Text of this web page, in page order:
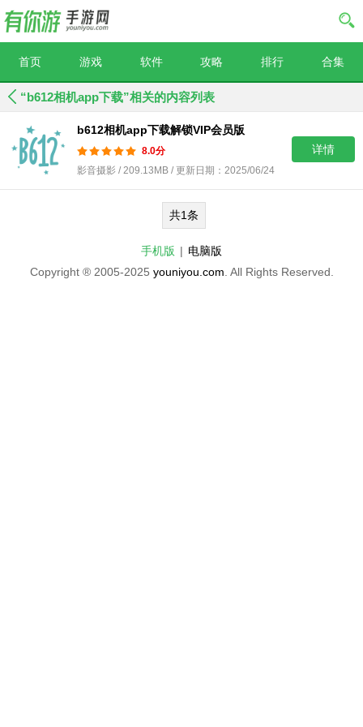
首页 游戏 软件 攻略 排行 合集
“b612相机app下载”相关的内容列表
b612相机app下载解锁VIP会员版
8.0分
影音摄影 / 209.13MB / 更新日期：2025/06/24
详情
共1条
手机版 | 电脑版
Copyright ® 2005-2025 youniyou.com . All Rights Reserved.